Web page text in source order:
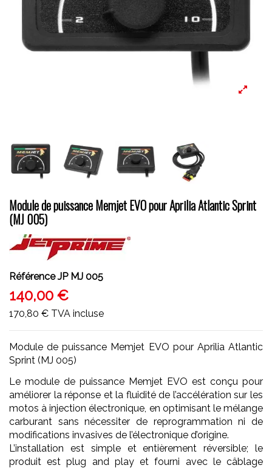
Module de puissance Memjet EVO pour Aprilia Atlantic Sprint
(MJ 005)
Référence JP MJ 005
140,00 €
170,80 € TVA incluse
Module de puissance Memjet EVO pour Aprilia Atlantic
Sprint (MJ 005)
Le module de puissance Memjet EVO est conçu pour
améliorer la réponse et la fluidité de l’accélération sur les
motos à injection électronique, en optimisant le mélange
carburant sans nécessiter de reprogrammation ni de
modifications invasives de l’électronique d’origine.
L’installation est simple et entièrement réversible; le
produit est plug and play et fourni avec le câblage